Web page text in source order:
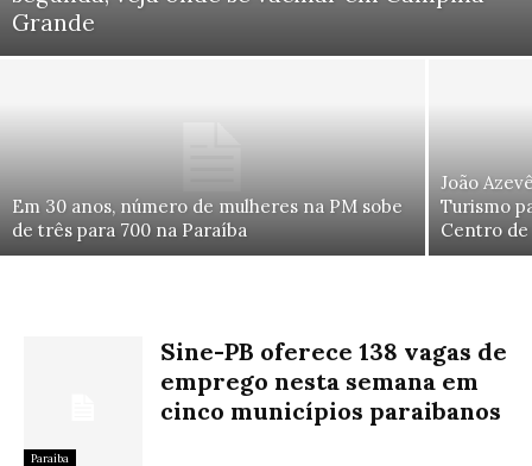
Grande
Em 30 anos, número de mulheres na PM sobe
de três para 700 na Paraíba
João
Turismo
Centro de
Paraíba
Sine-PB oferece 138 vagas de
emprego nesta semana em
cinco municípios paraibanos